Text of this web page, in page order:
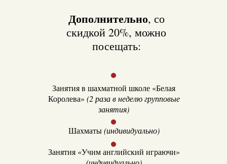
Дополнительно, со
скидкой 20%, можно
посещать:
Занятия в шахматной школе «Белая
Королева» (2 раза в неделю групповые
занятия)
Шахматы(индивидуально)
Занятия «Учим английский играючи»